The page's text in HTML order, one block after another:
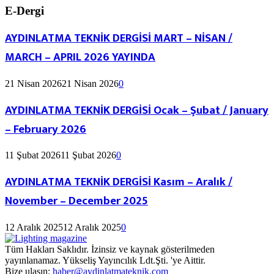
E-Dergi
AYDINLATMA TEKNİK DERGİSİ MART – NİSAN /
MARCH – APRIL 2026 YAYINDA
21 Nisan 202621 Nisan 20260
AYDINLATMA TEKNİK DERGİSİ Ocak – Şubat / January
– February 2026
11 Şubat 202611 Şubat 20260
AYDINLATMA TEKNİK DERGİSİ Kasım – Aralık /
November – December 2025
12 Aralık 202512 Aralık 20250
Tüm Hakları Saklıdır. İzinsiz ve kaynak gösterilmeden
yayınlanamaz. Yükseliş Yayıncılık Ldt.Şti. 'ye Aittir.
Bize ulaşın: haber@aydinlatmateknik.com